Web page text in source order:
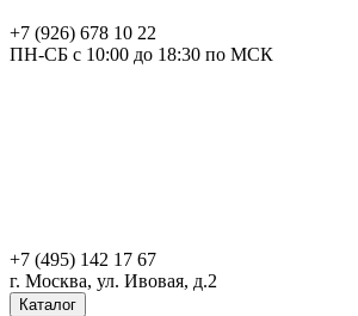
+7 (926) 678 10 22
ПН-СБ с 10:00 до 18:30 по МСК
+7 (495) 142 17 67
г. Москва, ул. Ивовая, д.2
Каталог